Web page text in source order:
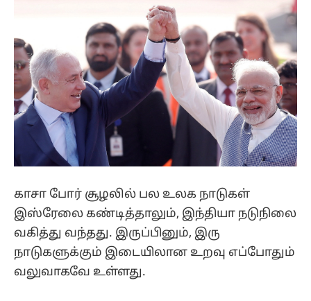
காசா போர் சூழலில் பல உலக நாடுகள்
இஸ்ரேலை கண்டித்தாலும், இந்தியா நடுநிலை
வகித்து வந்தது. இருப்பினும், இரு
நாடுகளுக்கும் இடையிலான உறவு எப்போதும்
வலுவாகவே உள்ளது.